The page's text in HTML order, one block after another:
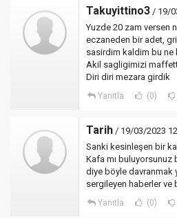
Takuyittino3 / 19/
Yuzde 20 zam versen
eczaneden bir adet,
sasirdim kaldim bu ne
Akil sagligimizi
Diri diri mezara girdik
Yanıtla (0)
Tarih / 19/03/2023
Sanki kesinleşen bir
Kafa mı
diye böyle davranmak
sergileyen haberler ve
Yanıtla (0)